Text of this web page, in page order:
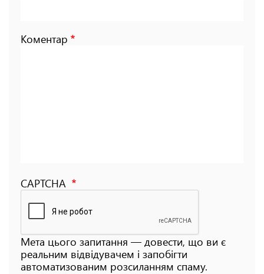
Коментар
CAPTCHA
Мета цього запитання — довести, що ви є
реальним відвідувачем і запобігти
автоматизованим розсиланням спаму.